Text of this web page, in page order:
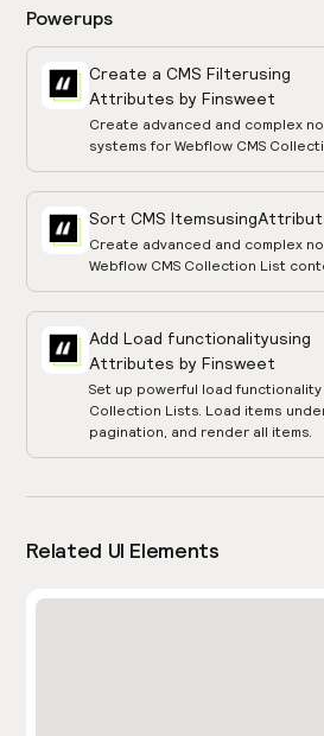
Powerups
Create a CMS Filterusing
Attributes by Finsweet
Create advanced and complex
systems for Webflow CMS
Sort CMS Itemsusing
Create advanced and complex
Webflow CMS Collection List
Add Load functionalityusing
Attributes by Finsweet
Set up powerful load functionality
Collection Lists. Load items
pagination, and render all items.
Related UI Elements